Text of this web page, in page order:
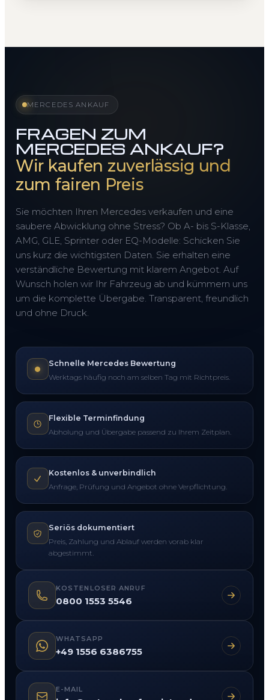
MERCEDES ANKAUF
FRAGEN ZUM
MERCEDES ANKAUF?
Wir kaufen zuverlässig und
zum fairen Preis
Sie möchten Ihren Mercedes verkaufen und eine
saubere Abwicklung ohne Stress? Ob A- bis S-Klasse,
AMG, GLE, Sprinter oder EQ-Modelle: Schicken Sie
uns kurz die wichtigsten Daten. Sie erhalten eine
verständliche Bewertung mit klarem Angebot. Auf
Wunsch holen wir Ihr Fahrzeug ab und kümmern uns
um die komplette Übergabe. Transparent, freundlich
und ohne Druck.
Schnelle Mercedes Bewertung
Werktags häufig noch am selben Tag mit Richtpreis.
Flexible Terminfindung
Abholung und Übergabe passend zu Ihrem Zeitplan.
Kostenlos & unverbindlich
Anfrage, Prüfung und Angebot ohne Verpflichtung.
Seriös dokumentiert
Preis, Zahlung und Ablauf werden vorab klar
abgestimmt.
KOSTENLOSER ANRUF
0800 1553 5546
WHATSAPP
+49 1556 6386755
E-MAIL